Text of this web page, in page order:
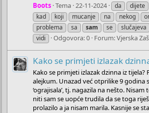
Boots Tema 22-11-2024 da dijete
kad
koji mucanje na nekog
problema
sa sam se slučajeva
vidi
Odgovora: 0 Forum:Vjerska
Kako se primjeti izlazak
Kako se primjeti izlazak dzinna iz tijela?
alejkum. Unazad već otprilike 9 godina
‘ograjisala’, tj. nagazila na nešto.
niti sam se uopće trudila da se toga
prolazilo a ja nisam marila. Kasnije se